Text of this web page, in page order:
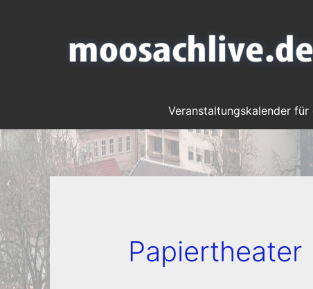
Veranstaltungskalender
Papiertheater